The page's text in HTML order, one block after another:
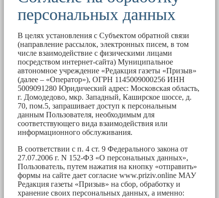
персональных данных
В целях установления с Субъектом обратной связи
(направление рассылок, электронных писем, в том
числе взаимодействие с физическими лицами
посредством интернет-сайта) Муниципальное
автономное учреждение «Редакция газеты «Призыв»
(далее – «Оператор»), ОГРН 1145009000256 ИНН
5009091280 Юридический адрес: Московская область,
г. Домодедово, мкр. Западный, Каширское шоссе, д.
70, пом.5, запрашивает доступ к персональным
данным Пользователя, необходимым для
соответствующего вида взаимодействия или
информационного обслуживания.
В соответствии с п. 4 ст. 9 Федерального закона от
27.07.2006 г. N 152-ФЗ «О персональных данных»,
Пользователь, путем нажатия на кнопку «отправить»
формы на сайте дает согласие www.priziv.online МАУ
Редакция газеты «Призыв» на сбор, обработку и
хранение своих персональных данных, а именно: